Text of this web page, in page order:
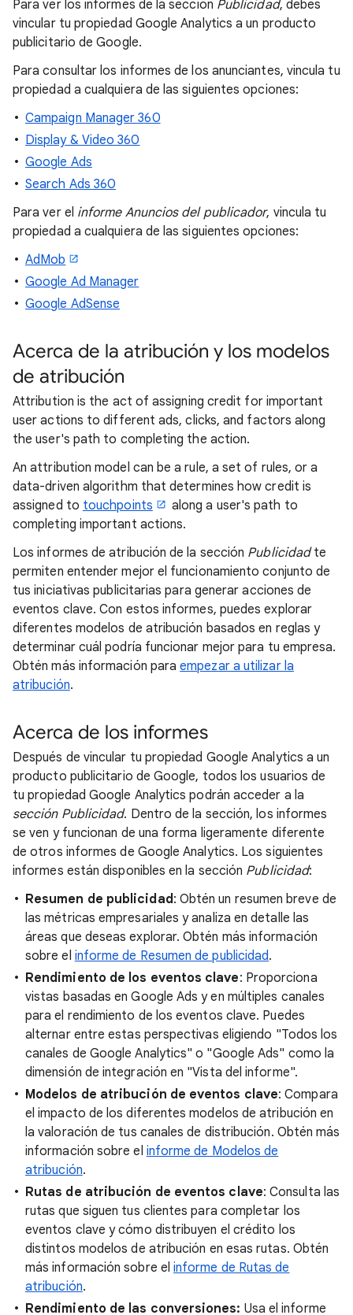
Para ver los informes de la sección Publicidad, debes
vincular tu propiedad Google Analytics a un producto
publicitario de Google.
Para consultar los informes de los anunciantes, vincula tu
propiedad a cualquiera de las siguientes opciones:
Campaign Manager 360
Display & Video 360
Google Ads
Search Ads 360
Para ver el informe Anuncios del publicador, vincula tu
propiedad a cualquiera de las siguientes opciones:
AdMob
Google Ad Manager
Google AdSense
Acerca de la atribución y los modelos
de atribución
Attribution is the act of assigning credit for important
user actions to different ads, clicks, and factors along
the user's path to completing the action.
An attribution model can be a rule, a set of rules, or a
data-driven algorithm that determines how credit is
assigned to touchpoints
along a user's path to
completing important actions.
Los informes de atribución de la sección Publicidadte
permiten entender mejor el funcionamiento conjunto de
tus iniciativas publicitarias para generar acciones de
eventos clave. Con estos informes, puedes explorar
diferentes modelos de atribución basados en reglas y
determinar cuál podría funcionar mejor para tu empresa.
Obtén más información paraempezar a utilizar la
atribución.
Acerca de los informes
Después de vincular tu propiedad Google Analytics a un
producto publicitario de Google, todos los usuarios de
tu propiedad Google Analytics podrán acceder a la
sección Publicidad. Dentro de la sección, los informes
se ven y funcionan de una forma ligeramente diferente
de otros informes de Google Analytics. Los siguientes
informes están disponibles en la sección Publicidad:
Resumen de publicidad : Obtén un resumen breve de
las métricas empresariales y analiza en detalle las
áreas que deseas explorar. Obtén más información
sobre el informe de Resumen de publicidad.
Rendimiento de los eventos clave: Proporciona
vistas basadas en Google Ads y en múltiples canales
para el rendimiento de los eventos clave. Puedes
alternar entre estas perspectivas eligiendo "Todos los
canales de Google Analytics" o "Google Ads" como la
dimensión de integración en "Vista del informe".
Modelos de atribución de eventos clave: Compara
el impacto de los diferentes modelos de atribución en
la valoración de tus canales de distribución. Obtén más
información sobre el informe de Modelos de
atribución.
Rutas de atribución de eventos clave: Consulta las
rutas que siguen tus clientes para completar los
eventos clave y cómo distribuyen el crédito los
distintos modelos de atribución en esas rutas. Obtén
más información sobre elinforme de Rutas de
atribución.
Rendimiento de las conversiones: Usa el informe